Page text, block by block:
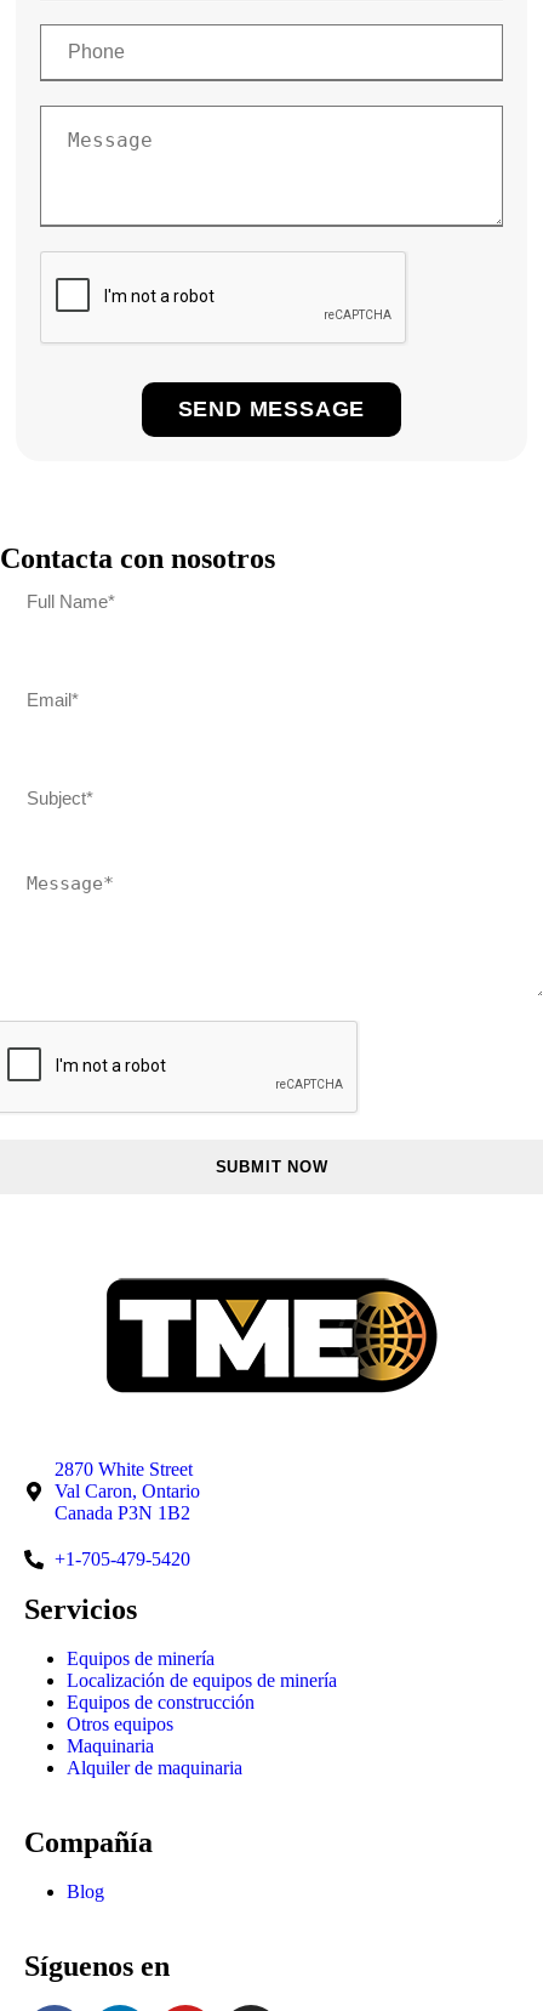
Contacta con nosotros
2870 White Street
Val Caron, Ontario
Canada P3N 1B2
+1-705-479-5420
Servicios
Equipos de minería
Localización de equipos de minería
Equipos de construcción
Otros equipos
Maquinaria
Alquiler de maquinaria
Compañía
Blog
Síguenos en